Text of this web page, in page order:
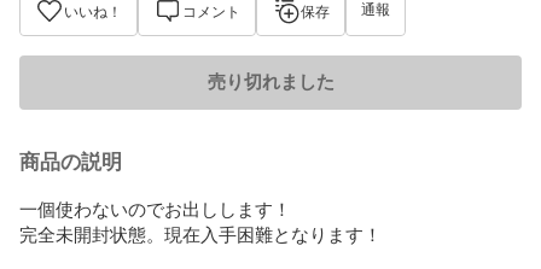
いいね！ コメント 保存 通報
売り切れました
商品の説明
一個使わないのでお出しします！
完全未開封状態。現在入手困難となります！